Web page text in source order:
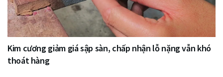
Kim cương giảm giá sập sàn, chấp nhận lỗ nặng vẫn khó
thoát hàng